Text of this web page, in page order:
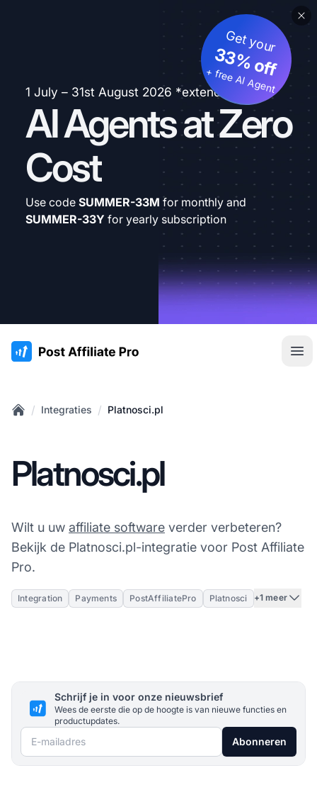
1 July – 31st August 2026 *extended
AI Agents at Zero
Cost
Get your
33% off
+ free AI Agent
Use code SUMMER-33M for monthly and
SUMMER-33Y for yearly subscription
:site.title
/ Integraties / Platnosci.pl
Platnosci.pl
Wilt u uw affiliate software verder verbeteren?
Bekijk de Platnosci.pl-integratie voor Post Affiliate
Pro.
Integration Payments PostAffiliatePro Platnosci +1 meer
Schrijf je in voor onze nieuwsbrief
Wees de eerste die op de hoogte is van nieuwe functies en
productupdates.
E-mailadres Abonneren